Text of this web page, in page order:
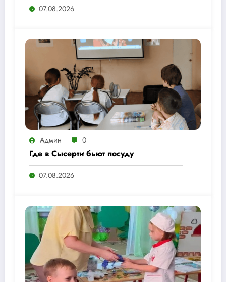
07.08.2026
Админ 0
Где в Сысерти бьют посуду
07.08.2026